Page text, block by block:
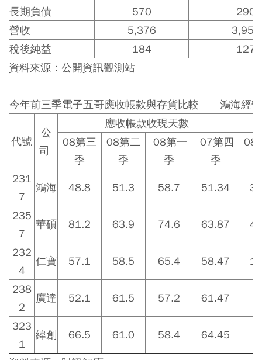
長期負債
570
290
營收
5,376
3,958
稅後純益
184
127
資料來源：公開資訊觀測站
今年前三季電子五哥應收帳款與存貨比較——鴻海經
代號
公
司
應收帳款收現天數
08第三
季
08第二
季
08第一
季
07第四
季
08
231
7
鴻海 48.8 51.3 58.7 51.34
235
7
華碩 81.2 63.9 74.6 63.87
232
4
仁寶 57.1 58.5 65.4 58.47
238
2
廣達 52.1 61.5 57.2 61.47
323
1
緯創 66.5 61.0 58.4 64.45